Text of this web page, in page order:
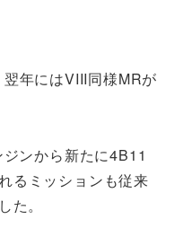
年にはVIII同様MRが
ンから新たに4B11
るミッションも従来
。